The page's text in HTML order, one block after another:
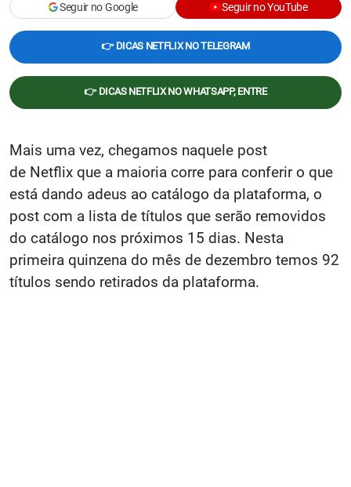
Seguir no Google
Seguir no YouTube
👉 DICAS NETFLIX NO TELEGRAM
👉 DICAS NETFLIX NO WHATSAPP, ENTRE
Mais uma vez, chegamos naquele post
de Netflix que a maioria corre para conferir o que
está dando adeus ao catálogo da plataforma, o
post com a lista de títulos que serão removidos
do catálogo nos próximos 15 dias. Nesta
primeira quinzena do mês de dezembro temos 92
títulos sendo retirados da plataforma.